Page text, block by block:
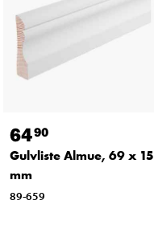
6490
Gulvliste Almue, 69 x 15
mm
89-659